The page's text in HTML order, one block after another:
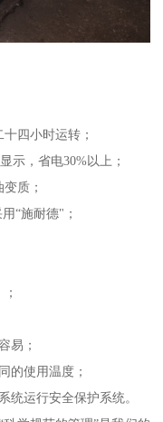
四小时运转；
示，省电30%以上；
质；
“施耐德"；
易；
的使用温度；
统运行安全保护系统。